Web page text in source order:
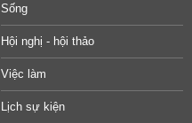
Sống
Hội nghị - hội thảo
Việc làm
Lịch sự kiện